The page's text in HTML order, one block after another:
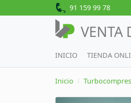
91 159 99 78
VENTA
INICIO TIENDA
Inicio